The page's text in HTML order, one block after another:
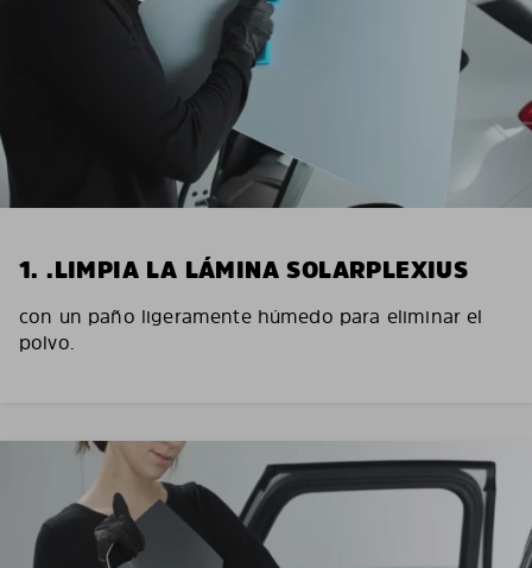
1. .LIMPIA LA LÁMINA SOLARPLEXIUS
con un paño ligeramente húmedo para eliminar el
polvo.